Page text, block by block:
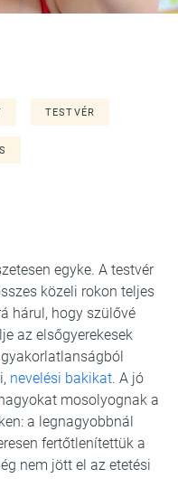
TESTVÉR
egyke. A testvér
közeli rokon teljes
hárul, hogy szülővé
az elsőgyerekesek
nevelési bakikat. A jó
mosolyognak a
a legnagyobbnál
fertőtlenítettük a
nem jött el az etetési